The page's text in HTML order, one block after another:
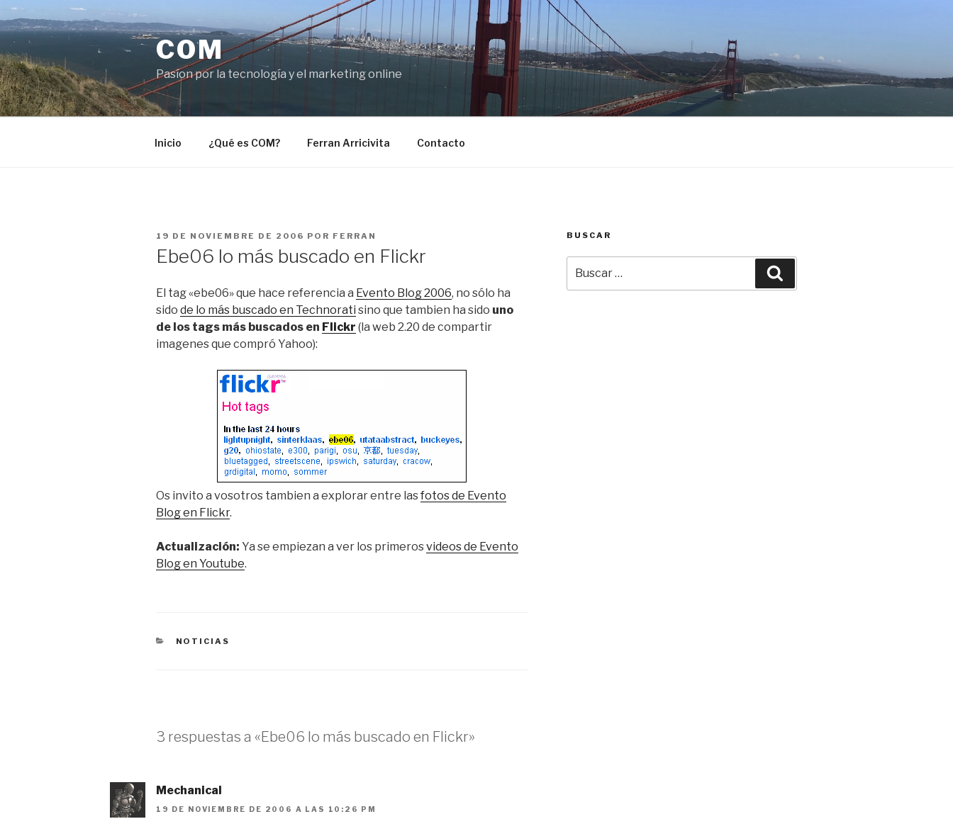
Saltar
al
contenido
COM
Pasíon por la tecnología y el marketing online
Inicio ¿Qué es COM? Ferran Arricivita Contacto
PUBLICADO
19 DE NOVIEMBRE DE 2006 POR FERRAN
Ebe06 lo más buscado en Flickr
El tag «ebe06» que hace referencia a Evento Blog 2006, no sólo ha
sido de lo más buscado en Technorati sino que tambien ha sido uno
de los tags más buscados en Flickr (la web 2.20 de compartir
imagenes que compró Yahoo):
Os invito a vosotros tambien a explorar entre lasfotos de Evento
Blog en Flickr.
Actualización: Ya se empiezan a ver los primerosvideos de Evento
Blog en Youtube.
CATEGORÍAS
NOTICIAS
3 respuestas a «Ebe06 lo más buscado en Flickr»
Mechanical
19 DE NOVIEMBRE DE 2006 A LAS 10:26 PM
BUSCAR
por: